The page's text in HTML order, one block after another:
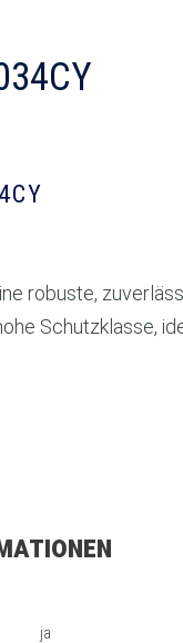
robuste,
Schutzklasse,
ja